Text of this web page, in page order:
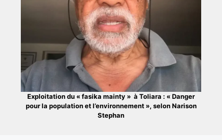
Exploitation du « fasika mainty » à Toliara : « Danger
pour la population et l’environnement », selon Narison
Stephan